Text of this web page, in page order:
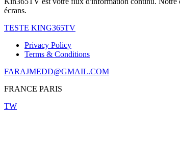
écrans.
TESTE KING365TV
Privacy Policy
Terms & Conditions
FARAJMEDD@GMAIL.COM
FRANCE PARIS
TW